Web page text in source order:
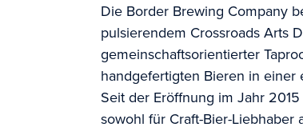
Die Border Brewing Company
pulsierendem Crossroads Arts
gemeinschaftsorientierter
handgefertigten Bieren in
Seit der Eröffnung im Jahr
sowohl für Craft-Bier-